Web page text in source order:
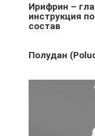
Ирифрин –
инструкция
состав
Полудан